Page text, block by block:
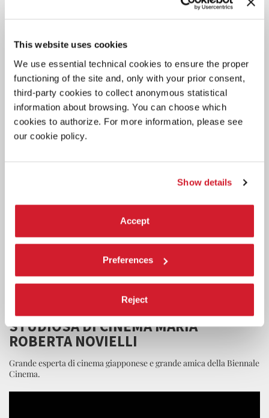
This website uses cookies
We use essential technical cookies to ensure the proper
functioning of the site and, only with your prior consent,
third-party cookies to collect anonymous statistical
information about browsing. You can choose which
cookies to authorize. For more information, please see
our cookie policy.
Show details
Accept
Preferences
Reject
LA BIENNALE
LA SCOMPARSA DELLA DOCENTE E
STUDIOSA DI CINEMA MARIA
ROBERTA NOVIELLI
Grande esperta di cinema giapponese e grande amica della Biennale
Cinema.